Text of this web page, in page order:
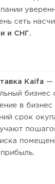
сеть
и СНГ.
Kaifa —
бизнес
в бизнес
срок